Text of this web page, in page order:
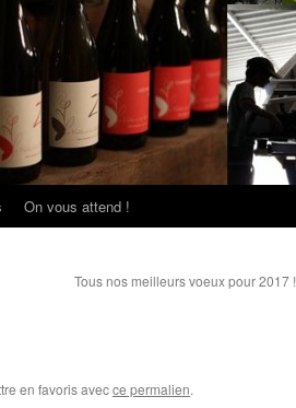
On vous attend !
Tous nos meilleurs voeux pour 2017 !
en favoris avecce permalien.